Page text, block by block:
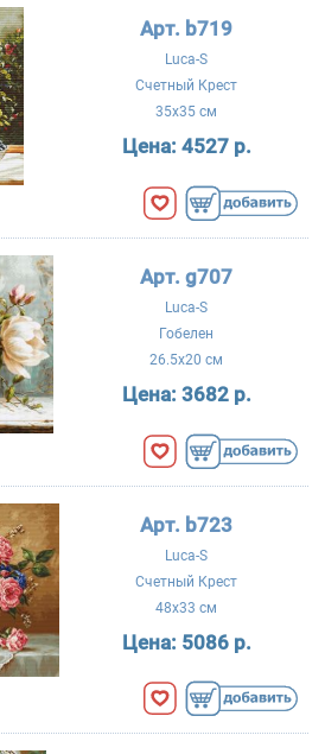
Арт. b719
Luca-S
Счетный Крест
35x35 см
Цена: 4527 р.
Арт. g707
Luca-S
Гобелен
26.5x20 см
Цена: 3682 р.
Арт. b723
Luca-S
Счетный Крест
48x33 см
Цена: 5086 р.